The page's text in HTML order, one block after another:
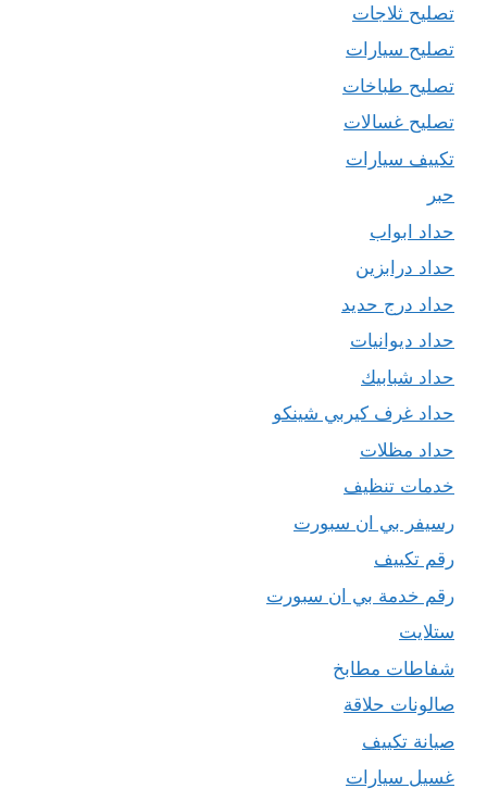
تصليح ثلاجات
تصليح سيارات
تصليح طباخات
تصليح غسالات
تكييف سيارات
حبر
حداد ابواب
حداد درابزين
حداد درج حديد
حداد ديوانيات
حداد شبابيك
حداد غرف كيربي شينكو
حداد مظلات
خدمات تنظيف
رسيفر بي ان سبورت
رقم تكييف
رقم خدمة بي ان سبورت
ستلايت
شفاطات مطابخ
صالونات حلاقة
صيانة تكييف
غسيل سيارات